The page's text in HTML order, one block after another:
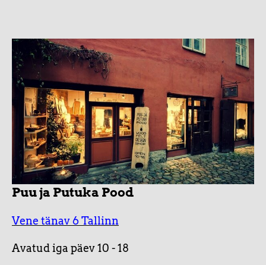
Puu ja Putuka Pood
Vene tänav 6 Tallinn
Avatud iga päev 10 - 18